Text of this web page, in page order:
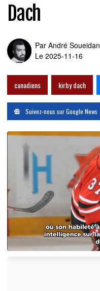
Dach
Par André Soueidan
Le 2025-11-16
canadiens kirby dach
Suivez-nous sur Google News